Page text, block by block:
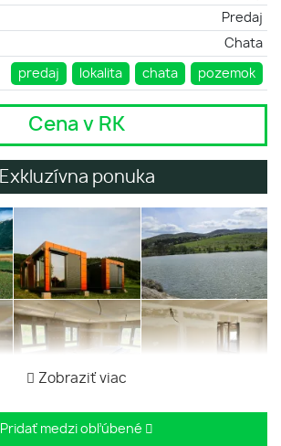
Predaj
Chata
predaj lokalita chata pozemok
Cena v RK
Exkluzívna ponuka
Zobraziť viac
Pridať medzi obľúbené